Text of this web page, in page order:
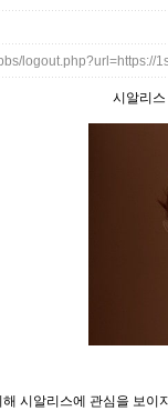
logout.php?url=https://
시알리
시알리스에 관심을 보